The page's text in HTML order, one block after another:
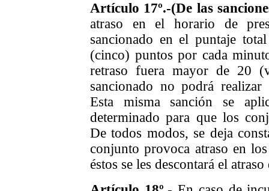
Artículo 17º.-(De las
atraso en el horario de
sancionado en el puntaje
(cinco) puntos por cada
retraso fuera mayor de 20
sancionado no podrá
Esta misma sanción se
determinado para que los
De todos modos, se deja
conjunto provoca atraso en
éstos se les descontará el